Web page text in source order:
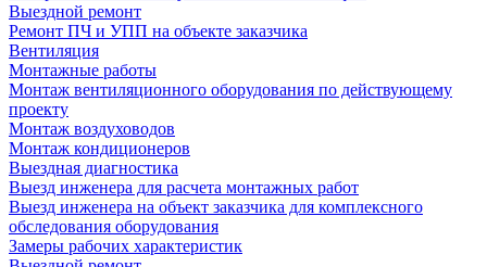
Выездной ремонт
Ремонт ПЧ и УПП на объекте заказчика
Вентиляция
Монтажные работы
Монтаж вентиляционного оборудования по действующему
проекту
Монтаж воздуховодов
Монтаж кондиционеров
Выездная диагностика
Выезд инженера для расчета монтажных работ
Выезд инженера на объект заказчика для комплексного
обследования оборудования
Замеры рабочих характеристик